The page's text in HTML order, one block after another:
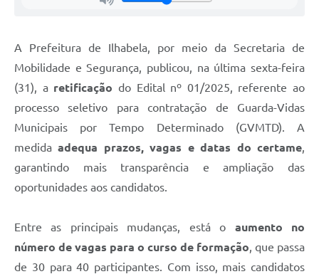
A Prefeitura de Ilhabela, por meio da Secretaria de
Mobilidade e Segurança, publicou, na última sexta-feira
(31), a retificação do Edital nº 01/2025, referente ao
processo seletivo para contratação de Guarda-Vidas
Municipais por Tempo Determinado (GVMTD). A
medidaadequa prazos, vagas e datas do certame
garantindo mais transparência e ampliação das
oportunidades aos candidatos.
Entre as principais mudanças, está o aumento no
número de vagas para o curso de formação , que passa
de 30 para 40 participantes. Com isso, mais candidatos